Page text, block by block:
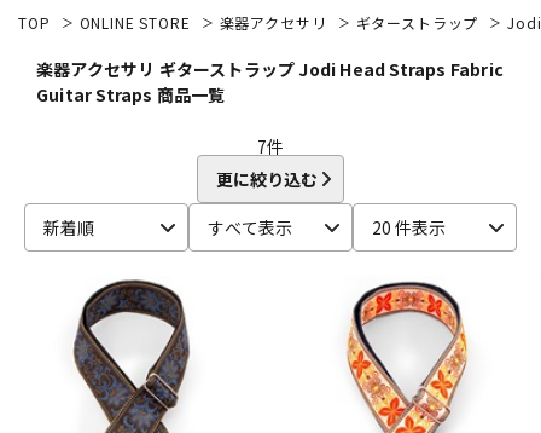
ベース ウクレレ
パーカッション
キーボード 電子ピアノ
TOP ONLINE STORE 楽器アクセサリ ギターストラップ
楽器アクセサリ ギターストラップ Jodi Head Straps Fabric
Guitar Straps 商品一覧
7件
更に絞り込む
新着順
すべて表示 20 件表示